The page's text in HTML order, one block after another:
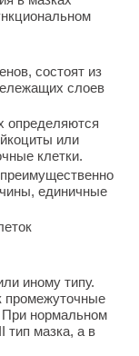
состоят из
слоев
определяются
или
клетки.
единичные
иному типу.
промежуточные
При нормальном
тип мазка, а в